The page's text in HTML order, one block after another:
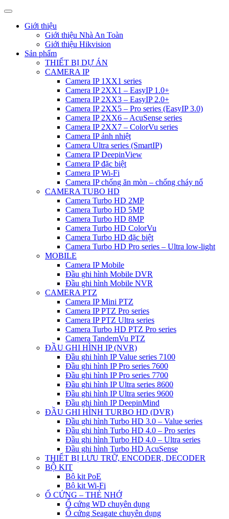
Giới thiệu
Giới thiệu Nhà An Toàn
Giới thiệu Hikvision
Sản phẩm
THIẾT BỊ DỰ ÁN
CAMERA IP
Camera IP 1XX1 series
Camera IP 2XX1 – EasyIP 1.0+
Camera IP 2XX3 – EasyIP 2.0+
Camera IP 2XX5 – Pro series (EasyIP 3.0)
Camera IP 2XX6 – AcuSense series
Camera IP 2XX7 – ColorVu series
Camera IP ảnh nhiệt
Camera Ultra series (SmartIP)
Camera IP DeepinView
Camera IP đặc biệt
Camera IP Wi-Fi
Camera IP chống ăn mòn – chống cháy nổ
CAMERA TUBO HD
Camera Turbo HD 2MP
Camera Turbo HD 5MP
Camera Turbo HD 8MP
Camera Turbo HD ColorVu
Camera Turbo HD đặc biệt
Camera Turbo HD Pro series – Ultra low-light
MOBILE
Camera IP Mobile
Đầu ghi hình Mobile DVR
Đầu ghi hình Mobile NVR
CAMERA PTZ
Camera IP Mini PTZ
Camera IP PTZ Pro series
Camera IP PTZ Ultra series
Camera Turbo HD PTZ Pro series
Camera TandemVu PTZ
ĐẦU GHI HÌNH IP (NVR)
Đầu ghi hình IP Value series 7100
Đầu ghi hình IP Pro series 7600
Đầu ghi hình IP Pro series 7700
Đầu ghi hình IP Ultra series 8600
Đầu ghi hình IP Ultra series 9600
Đầu ghi hình IP DeepinMind
ĐẦU GHI HÌNH TURBO HD (DVR)
Đầu ghi hình Turbo HD 3.0 – Value series
Đầu ghi hình Turbo HD 4.0 – Pro series
Đầu ghi hình Turbo HD 4.0 – Ultra series
Đầu ghi hình Turbo HD AcuSense
THIẾT BỊ LƯU TRỮ, ENCODER, DECODER
BỘ KIT
Bộ kit PoE
Bộ kit Wi-Fi
Ổ CỨNG – THẺ NHỚ
Ổ cứng WD chuyên dụng
Ổ cứng Seagate chuyên dụng